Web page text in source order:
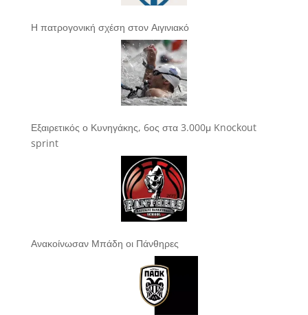
Η πατρογονική σχέση στον Αιγινιακό
Εξαιρετικός ο Κυνηγάκης, 6ος στα 3.000μ Knockout
sprint
Ανακοίνωσαν Μπάδη οι Πάνθηρες